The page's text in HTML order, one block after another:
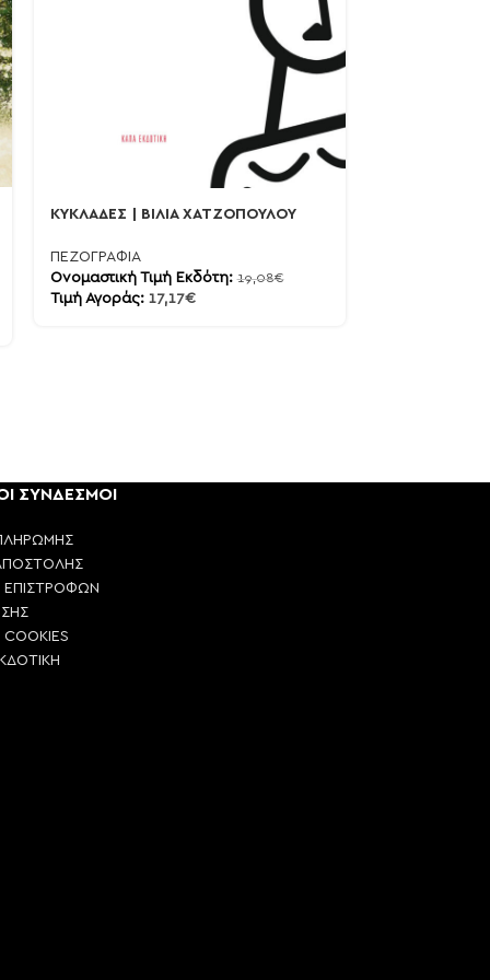
ΚΥΚΛΑΔΕΣ | ΒΙΛΙΑ ΧΑΤΖΟΠΟΥΛΟΥ
ΠΕΖΟΓΡΑΦΙΑ
Ονομαστική Τιμή Εκδότη:19,08€
Τιμή Αγοράς: 17,17€
ΣΥΝΔΕΣΜΟΙ
ΕΠΙΣΤΡΟΦΩΝ